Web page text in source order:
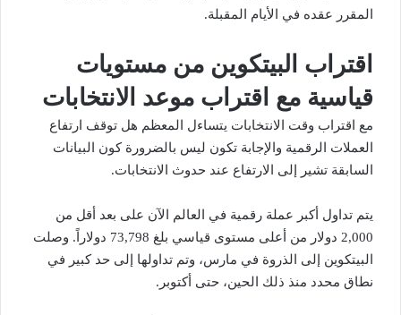
المقرر عقده في الأيام المقبلة.
اقتراب البيتكوين من مستويات
قياسية مع اقتراب موعد الانتخابات
مع اقتراب وقت الانتخابات يتساءل المعظم هل توقف ارتفاع
العملات الرقمية والإجابة تكون ليس بالضرورة كون البيانات
السابقة تشير إلى الارتفاع عند حدوث الانتخابات.
يتم تداول أكبر عملة رقمية في العالم الآن على بعد أقل من
2,000 دولار من أعلى مستوى قياسي بلغ 73,798 دولاراً. وصلت
البيتكوين إلى الذروة في مارس، وتم تداولها إلى حد كبير في
نطاق محدد منذ ذلك الحين، حتى أكتوبر.